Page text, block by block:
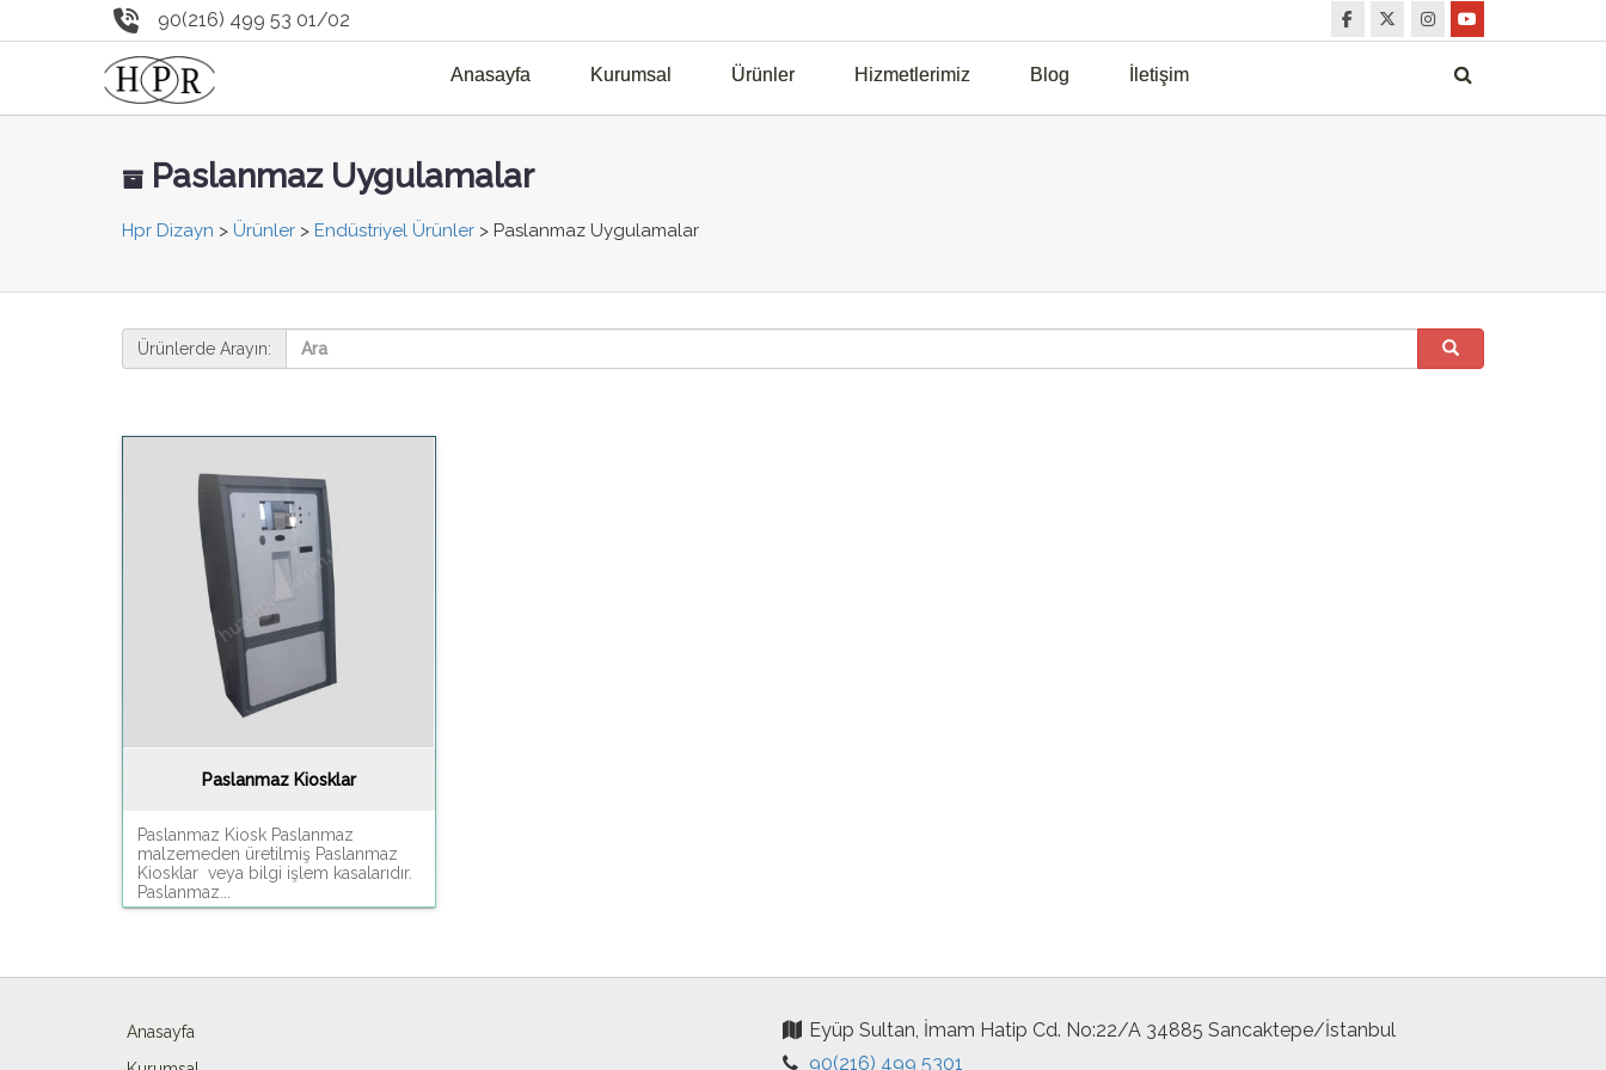
90(216) 499 53 01/02
Anasayfa Kurumsal Ürünler Hizmetlerimiz Blog İletişim
Paslanmaz Uygulamalar
Hpr Dizayn > Ürünler > Endüstriyel Ürünler > Paslanmaz Uygulamalar
Ürünlerde Arayın:
Paslanmaz Kiosklar
Paslanmaz Kiosk Paslanmaz
malzemeden üretilmiş Paslanmaz
Kiosklar veya bilgi işlem kasalarıdır.
Paslanmaz...
Anasayfa
Eyüp Sultan, İmam Hatip Cd. No:22/A 34885 Sancaktepe/İstanbul
90(216) 499 5301